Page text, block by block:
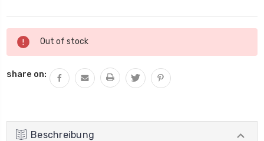
Aktueller
Lagerbestand:
Out of stock
share on:
Beschreibung